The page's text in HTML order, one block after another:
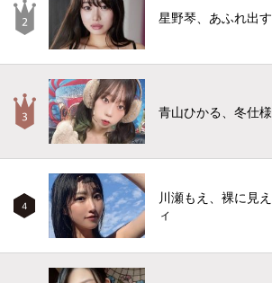
星野琴、あふれ出
青山ひかる、冬仕
4
川瀬もえ、裸に見
ィ